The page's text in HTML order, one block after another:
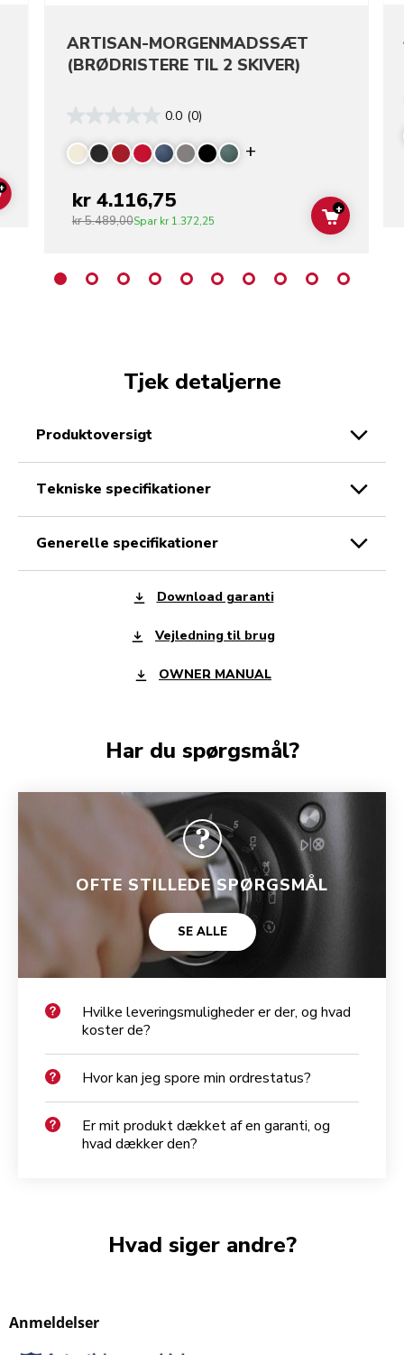
ADD TO CART
ARTISAN-MORGENMADSSÆT
(BRØDRISTERE TIL 2 SKIVER)
0.0 (0)
Display more
kr 4.116,75
kr 5.489,00Spar kr 1.372,25 ADD TO
+
Tjek detaljerne
produktoversigt
tekniske specifikationer
generelle specifikationer
Download garanti
Vejledning til brug
OWNER MANUAL
Har du spørgsmål?
OFTE STILLEDE SPØRGSMÅL
SE ALLE
Hvilke leveringsmuligheder er der, og hvad
koster de?
Hvor kan jeg spore min ordrestatus?
Er mit produkt dækket af en garanti, og
hvad dækker den?
Hvad siger andre?